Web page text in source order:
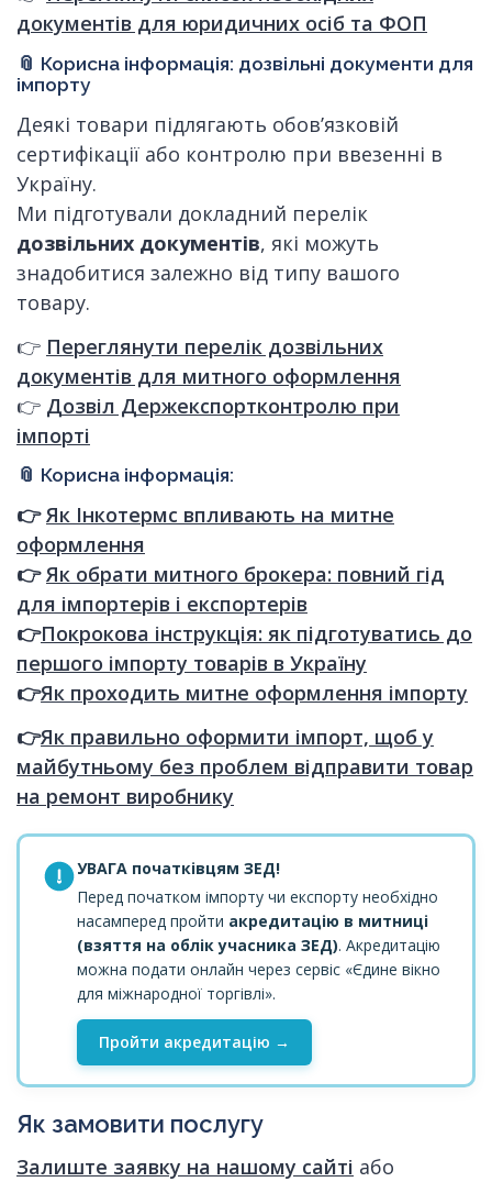
документів для юридичних осіб та ФОП
📎 Корисна інформація: дозвільні документи для
імпорту
Деякі товари підлягають обов’язковій
сертифікації або контролю при ввезенні в
Україну.
Ми підготували докладний перелік
дозвільних документів, які можуть
знадобитися залежно від типу вашого
товару.
👉 Переглянути перелік дозвільних
документів для митного оформлення
👉 Дозвіл Держекспортконтролю при
імпорті
📎 Корисна інформація:
👉Як Інкотермс впливають на митне
оформлення
👉Як обрати митного брокера: повний гід
для імпортерів і експортерів
👉Покрокова інструкція: як підготуватись до
першого імпорту товарів в Україну
👉Як проходить митне оформлення імпорту
👉Як правильно оформити імпорт, щоб у
майбутньому без проблем відправити товар
на ремонт виробнику
УВАГА початківцям ЗЕД!
Перед початком імпорту чи експорту необхідно
насамперед пройти акредитацію в митниці
(взяття на облік учасника ЗЕД). Акредитацію
можна подати онлайн через сервіс «Єдине вікно
для міжнародної торгівлі».
Пройти акредитацію →
Як замовити послугу
Залиште заявку на нашому сайті або